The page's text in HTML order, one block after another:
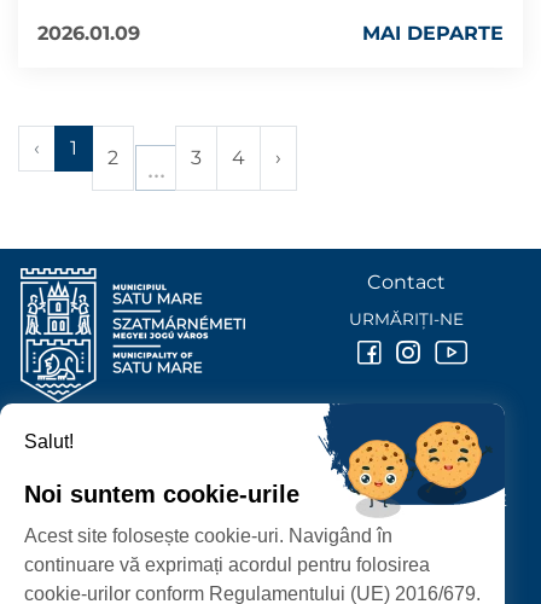
2026.01.09
MAI DEPARTE
‹ 1 2 3 4 ›
PROTECȚIA DATELOR PERSONALE
PRIMĂRIA MUNICIPIULUI
P-ȚA 25 OCTOMBRIE, NR. 1 CORP M, 440026 SATU MARE
Contact
URMĂRIȚI-NE
Salut!
Noi suntem cookie-urile
Acest site folosește cookie-uri. Navigând în
continuare vă exprimați acordul pentru folosirea
cookie-urilor conform Regulamentului (UE) 2016/679.